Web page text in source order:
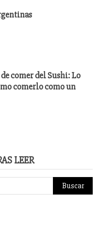
comer del Sushi: Lo
comerlo como un
LEER